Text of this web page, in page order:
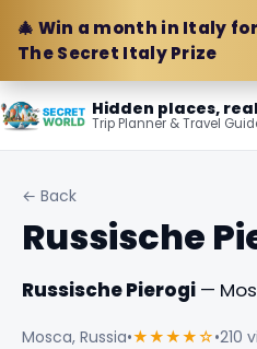
🎄 Win a month in Italy
The Secret Italy Prize
Hidden places,
Trip Planner & Travel
← Back
Russische
Russische Pierogi —
Mosca, Russia•★★★★☆•210